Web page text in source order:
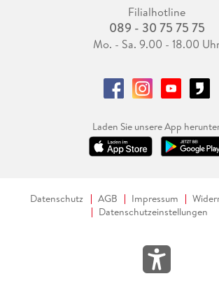
Filialhotline
089 - 30 75 75 75
Mo. - Sa. 9.00 - 18.00
Laden Sie unsere App
Datenschutz AGB Impressum
Datenschutzeinstellungen